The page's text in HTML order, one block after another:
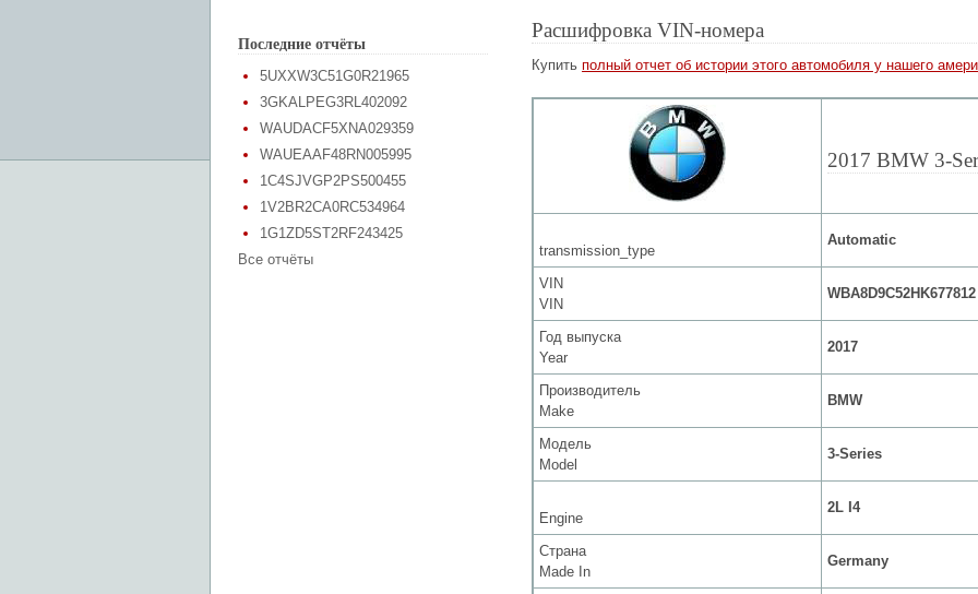
Последние отчёты
5UXXW3C51G0R21965
3GKALPEG3RL402092
WAUDACF5XNA029359
WAUEAAF48RN005995
1C4SJVGP2PS500455
1V2BR2CA0RC534964
1G1ZD5ST2RF243425
Все отчёты
Расшифровка VIN-номера
Купить полный отчет об истории этого автомобиля у нашего
2017 BMW 3-
transmission_type
Automatic
VIN
VIN
WBA8D9C52HK677812
Год выпуска
Year
2017
Производитель
Make
BMW
Модель
Model
3-Series
Engine
2L I4
Страна
Made In
Germany